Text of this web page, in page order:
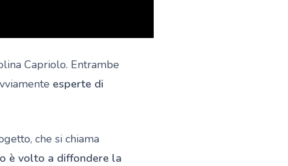
Capriolo. Entrambe
esperte di
che si chiama
è volto a diffondere la